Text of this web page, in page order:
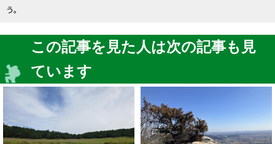
う。
この記事を見た人は次の記事も見
ています